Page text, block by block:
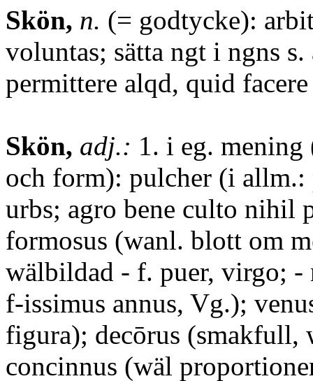
Skön, n. (= godtycke):
voluntas; sätta ngt i ngns
permittere alqd, quid
Skön, adj.: 1. i eg.
och form): pulcher (i allm.:
urbs; agro bene culto nihil
formosus (wanl. blott om
wälbildad - f. puer, virgo; -
f-issimus annus, Vg.);
figura); decōrus (smakfull,
concinnus (wäl